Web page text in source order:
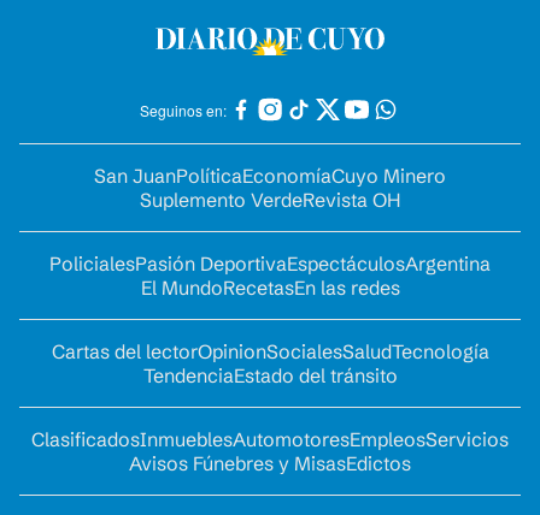
Seguinos en:
San JuanPolíticaEconomíaCuyo Minero
Suplemento VerdeRevista OH
PolicialesPasión DeportivaEspectáculosArgentina
El MundoRecetasEn las redes
Cartas del lectorOpinionSocialesSaludTecnología
TendenciaEstado del tránsito
ClasificadosInmueblesAutomotoresEmpleosServicios
Avisos Fúnebres y MisasEdictos